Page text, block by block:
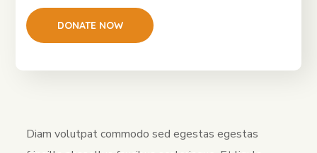
Diam volutpat commodo sed egestas egestas